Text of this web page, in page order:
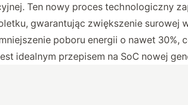
Ten nowy proces technologiczny
gwarantując zwiększenie surowej
poboru energii o nawet 30%,
idealnym przepisem na SoC nowej